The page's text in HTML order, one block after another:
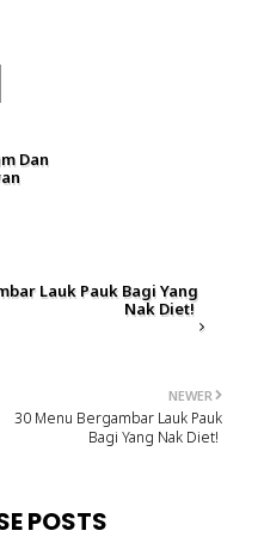
Dan
Lauk Pauk Bagi Yang
Nak Diet!
NEWER
30 Menu Bergambar Lauk Pauk
Bagi Yang Nak Diet!
POSTS